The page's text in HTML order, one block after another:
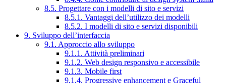
8.5. Progettare con i modelli di sito e servizi
8.5.1. Vantaggi dell’utilizzo dei modelli
8.5.2. I modelli di sito e servizi disponibili
9. Sviluppo dell’interfaccia
9.1. Approccio allo sviluppo
9.1.1. Attività preliminari
9.1.2. Web design responsivo e accessibile
9.1.3. Mobile first
9.1.4. Progressive enhancement e Graceful